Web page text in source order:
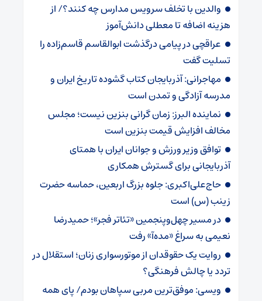
والدین با تخلف سرویس مدارس چه کنند؟/ از
هزینه اضافه تا معطلی دانش‌آموز
عراقچی در پیامی درگذشت ابوالقاسم قاسم‌زاده را
تسلیت گفت
مهاجرانی: آذربایجان کتاب گشوده تاریخ ایران و
مدرسه آزادگی و تمدن است
نماینده البرز: زمان گرانی بنزین نیست؛ مجلس
مخالف افزایش قیمت بنزین است
توافق وزیر ورزش و جوانان ایران با همتای
آذربایجانی برای گسترش همکاری
حاج‌علی‌اکبری: جلوه بزرگ اربعین، حماسه حضرت
زینب (س) است
در مسیر چهل‌وپنجمین «تئاتر فجر»؛ حمیدرضا
نعیمی به سراغ «مده‌آ» رفت
روایت یک حقوقدان از موتورسواری زنان؛ استقلال در
تردد یا چالش فرهنگی؟
ویسی: موفق‌ترین مربی سپاهان بودم/ پای همه